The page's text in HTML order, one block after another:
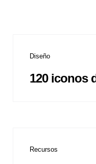
Diseño
120 iconos
Recursos